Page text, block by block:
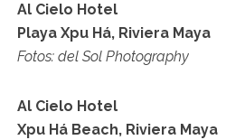
Al Cielo Hotel
Playa Xpu Há, Riviera Maya
Fotos: del Sol Photography
Al Cielo Hotel
Xpu Há Beach, Riviera Maya